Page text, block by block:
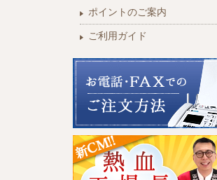
ポイントのご案内
ご利用ガイド